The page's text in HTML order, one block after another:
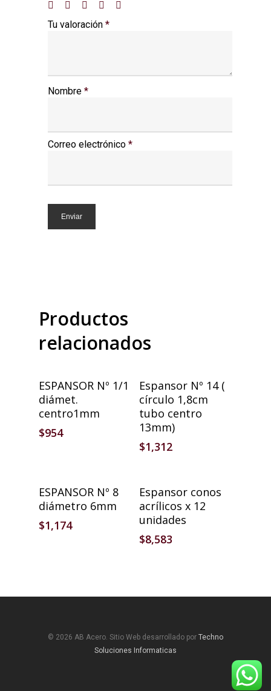
Tu valoración *
Nombre *
Correo electrónico *
Productos
relacionados
ESPANSOR Nº 1/1
diámet.
centro1mm
$954
Espansor Nº 14 (
círculo 1,8cm
tubo centro
13mm)
$1,312
ESPANSOR Nº 8
diámetro 6mm
$1,174
Espansor conos
acrílicos x 12
unidades
$8,583
© 2026 AB Acero. Sitio Web desarrollado por Techno
Soluciones Informaticas